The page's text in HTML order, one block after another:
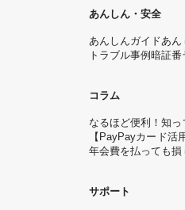
あんしん・安全
あんしんガイドあん
トラブル事例暗証番
コラム
なるほど便利！知
【PayPayカード
年会費を払っても
サポート